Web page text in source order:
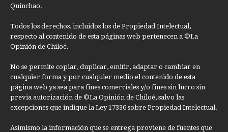
Quinchao.
Todos los derechos, incluidos los de Propiedad Intelectual,
respecto al contenido de esta páginas web pertenecen a ©La
Opinión de Chiloé.
No se permite copiar, duplicar, emitir, adaptar o cambiar en
cualquier forma y por cualquier medio el contenido de esta
página web ya sea para fines comerciales y/o fines sin lucro sin
previa autorización de ©La Opinión de Chiloé, salvo las
excepciones que indique la Ley 17336 sobre Propiedad Intelectual.
Asimismo la información que se entrega proviene de fuentes que